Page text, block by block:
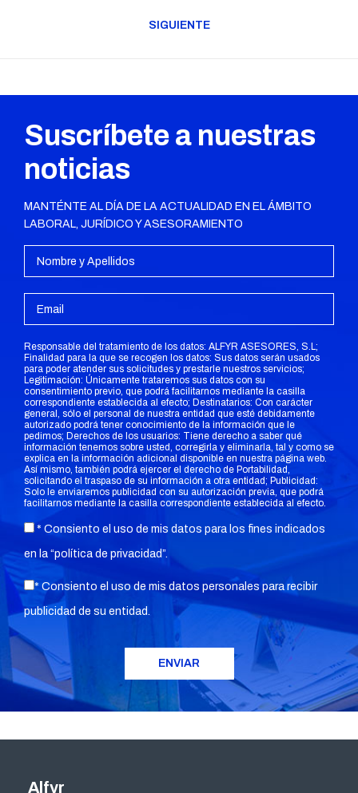
SIGUIENTE
Suscríbete a nuestras
noticias
MANTÉNTE AL DÍA DE LA ACTUALIDAD EN EL ÁMBITO
LABORAL, JURÍDICO Y ASESORAMIENTO
Responsable del tratamiento de los datos: ALFYR ASESORES, S.L;
Finalidad para la que se recogen los datos: Sus datos serán usados
para poder atender sus solicitudes y prestarle nuestros servicios;
Legitimación: Únicamente trataremos sus datos con su
consentimiento previo, que podrá facilitarnos mediante la casilla
correspondiente establecida al efecto; Destinatarios: Con carácter
general, sólo el personal de nuestra entidad que esté debidamente
autorizado podrá tener conocimiento de la información que le
pedimos; Derechos de los usuarios: Tiene derecho a saber qué
información tenemos sobre usted, corregirla y eliminarla, tal y como se
explica en la información adicional disponible en nuestra página web.
Así mismo, también podrá ejercer el derecho de Portabilidad,
solicitando el traspaso de su información a otra entidad; Publicidad:
Solo le enviaremos publicidad con su autorización previa, que podrá
facilitarnos mediante la casilla correspondiente establecida al efecto.
* Consiento el uso de mis datos para los fines indicados
en la “política de privacidad”.
* Consiento el uso de mis datos personales para recibir
publicidad de su entidad.
Alfyr